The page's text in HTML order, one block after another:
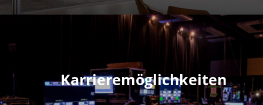
Karrieremöglichkeiten